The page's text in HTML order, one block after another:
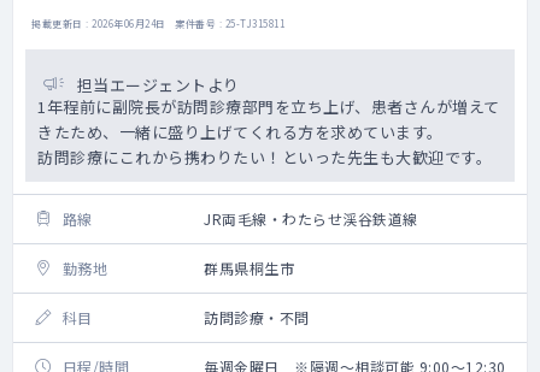
掲載更新日 : 2026年06月24日 案件番号 : 25-TJ315811
担当エージェントより
1年程前に副院長が訪問診療部門を立ち上げ、患者さんが増えて
きたため、一緒に盛り上げてくれる方を求めています。
訪問診療にこれから携わりたい！といった先生も大歓迎です。
路線 JR両毛線・わたらせ渓谷鉄道線
勤務地 群馬県桐生市
科目 訪問診療・不問
日程/時間 毎週金曜日 ※隔週～相談可能 9:00～12:30